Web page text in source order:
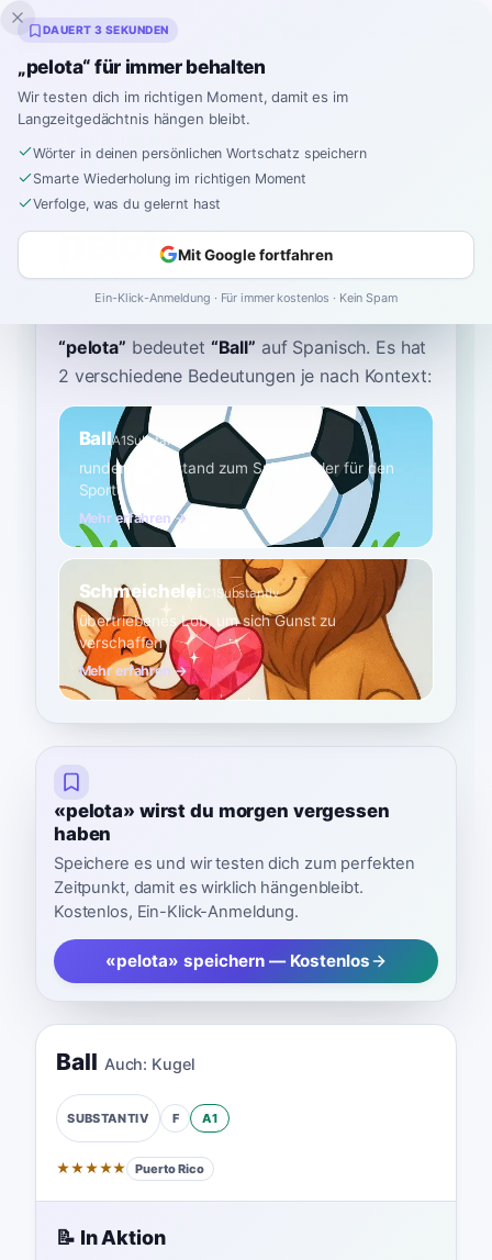
Inklingo
Startseite›Spanisch› Wörterbuch ›pelota
pelota
peh-LOH-tah peˈlota
“pelota” bedeutet “Ball” auf Spanisch. Es hat
2 verschiedene Bedeutungen je nach Kontext:
BallA1Substantiv
runder Gegenstand zum Spielen oder für den
Sport
Mehr erfahren →
SchmeicheleiC1 Substantiv
übertriebenes Lob, um sich Gunst zu
verschaffen
Mehr erfahren →
«pelota» wirst du morgen vergessen
haben
Speichere es und wir testen dich zum perfekten
Zeitpunkt, damit es wirklich hängenbleibt.
Kostenlos, Ein-Klick-Anmeldung.
«pelota» speichern — Kostenlos
Ball Auch: Kugel
SUBSTANTIV F A1
★★★★★ Puerto Rico
📝 In Aktion
DAUERT 3 SEKUNDEN
„pelota“ für immer behalten
Wir testen dich im richtigen Moment, damit es im
Langzeitgedächtnis hängen bleibt.
Wörter in deinen persönlichen Wortschatz speichern
Smarte Wiederholung im richtigen Moment
Verfolge, was du gelernt hast
Mit Google fortfahren
Ein-Klick-Anmeldung · Für immer kostenlos · Kein Spam